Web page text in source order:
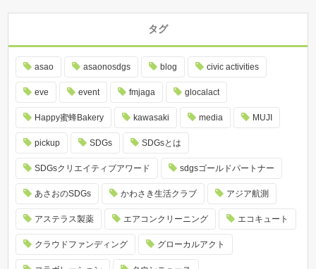
タグ
asao asaonosdgs blog civic activities
eve event fmjaga glocalact
Happy蜜蜂Bakery kawasaki media MUJI
pickup SDGs SDGsとは
SDGsクリエイティブアワード sdgsゴールドパートナー
あさおのSDGs かわさき生活クラブ アジア航測
アステラス製薬 エアコンクリーニング エコキュート
クラウドファンディング グローカルアクト